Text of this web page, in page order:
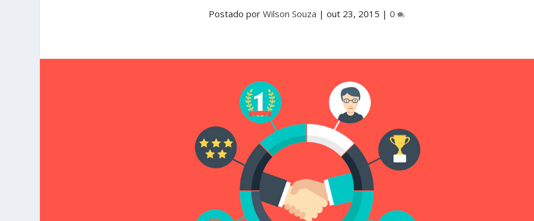
Postado porWilson Souza |out 23, 2015 |0